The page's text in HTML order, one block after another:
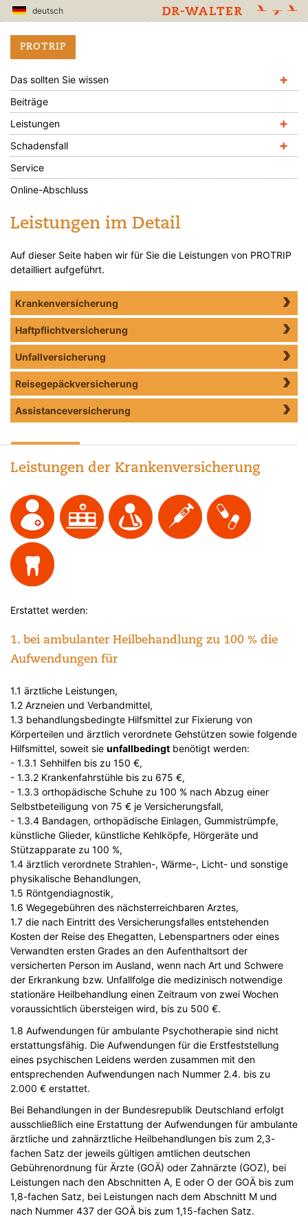
deutsch
PROTRIP
Das sollten Sie wissen +
Beiträge
Leistungen
+
Schadensfall +
Service
Online-Abschluss
Leistungen im Detail
Auf dieser Seite haben wir für Sie die Leistungen von PROTRIP
detailliert aufgeführt.
Krankenversicherung
Haftpflichtversicherung
Unfallversicherung
Reisegepäckversicherung
Assistanceversicherung
Leistungen der Krankenversicherung
Erstattet werden:
1. bei ambulanter Heilbehandlung zu 100 % die
Aufwendungen für
1.1 ärztliche Leistungen,
1.2 Arzneien und Verbandmittel,
1.3 behandlungsbedingte Hilfsmittel zur Fixierung von
Körperteilen und ärztlich verordnete Gehstützen sowie folgende
Hilfsmittel, soweit sie unfallbedingt benötigt werden:
- 1.3.1 Sehhilfen bis zu 150 €,
- 1.3.2 Krankenfahrstühle bis zu 675 €,
- 1.3.3 orthopädische Schuhe zu 100 % nach Abzug einer
Selbstbeteiligung von 75 € je Versicherungsfall,
- 1.3.4 Bandagen, orthopädische Einlagen, Gummistrümpfe,
künstliche Glieder, künstliche Kehlköpfe, Hörgeräte und
Stützapparate zu 100 %,
1.4 ärztlich verordnete Strahlen-, Wärme-, Licht- und sonstige
physikalische Behandlungen,
1.5 Röntgendiagnostik,
1.6 Wegegebühren des nächsterreichbaren Arztes,
1.7 die nach Eintritt des Versicherungsfalles entstehenden
Kosten der Reise des Ehegatten, Lebenspartners oder eines
Verwandten ersten Grades an den Aufenthaltsort der
versicherten Person im Ausland, wenn nach Art und Schwere
der Erkrankung bzw. Unfallfolge die medizinisch notwendige
stationäre Heilbehandlung einen Zeitraum von zwei Wochen
voraussichtlich übersteigen wird, bis zu 500 €.
1.8 Aufwendungen für ambulante Psychotherapie sind nicht
erstattungsfähig. Die Aufwendungen für die Erstfeststellung
eines psychischen Leidens werden zusammen mit den
entsprechenden Aufwendungen nach Nummer 2.4. bis zu
2.000 € erstattet.
Bei Behandlungen in der Bundesrepublik Deutschland erfolgt
ausschließlich eine Erstattung der Aufwendungen für ambulante
ärztliche und zahnärztliche Heilbehandlungen bis zum 2,3-
fachen Satz der jeweils gültigen amtlichen deutschen
Gebührenordnung für Ärzte (GOÄ) oder Zahnärzte (GOZ), bei
Leistungen nach den Abschnitten A, E oder O der GOÄ bis zum
1,8-fachen Satz, bei Leistungen nach dem Abschnitt M und
nach Nummer 437 der GOÄ bis zum 1,15-fachen Satz.